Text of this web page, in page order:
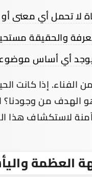
لا تحمل أي معنى
والحقيقة
يوجد أي أساس
إذا كانت
الهدف من وجودنا؟
لاستكشاف
العظمة